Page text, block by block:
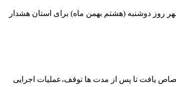
روز دوشنبه (هشتم بهمن ماه) برای استان هشدار
یاسوج به سی سخت اختصاص یافت تا پس از مدت ها توقف،عملیات اجرایی